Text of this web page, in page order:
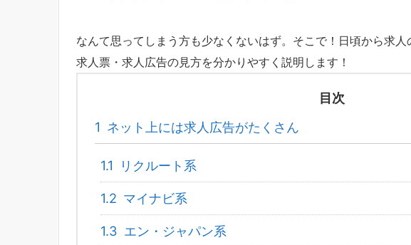
なんて思ってしまう方も少なくないはず。そこで！日頃から求
求人票・求人広告の見方を分かりやすく説明します！
目次
1 ネット上には求人広告がたくさん
1.1 リクルート系
1.2 マイナビ系
1.3 エン・ジャパン系